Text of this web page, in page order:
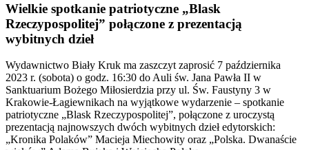
Wielkie spotkanie patriotyczne „Blask
Rzeczypospolitej” połączone z prezentacją
wybitnych dzieł
Wydawnictwo Biały Kruk ma zaszczyt zaprosić 7 października
2023 r. (sobota) o godz. 16:30 do Auli św. Jana Pawła II w
Sanktuarium Bożego Miłosierdzia przy ul. Św. Faustyny 3 w
Krakowie-Łagiewnikach na wyjątkowe wydarzenie – spotkanie
patriotyczne „Blask Rzeczypospolitej”, połączone z uroczystą
prezentacją najnowszych dwóch wybitnych dzieł edytorskich:
„Kronika Polaków” Macieja Miechowity oraz „Polska. Dwanaście